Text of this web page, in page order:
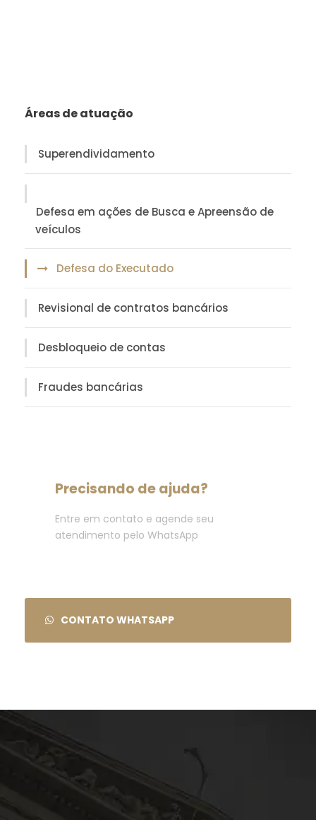
Áreas de atuação
Superendividamento
Defesa em ações de Busca e Apreensão de
veículos
Defesa do Executado
Revisional de contratos bancários
Desbloqueio de contas
Fraudes bancárias
Precisando de ajuda?
Entre em contato e agende seu
atendimento pelo WhatsApp
CONTATO WHATSAPP